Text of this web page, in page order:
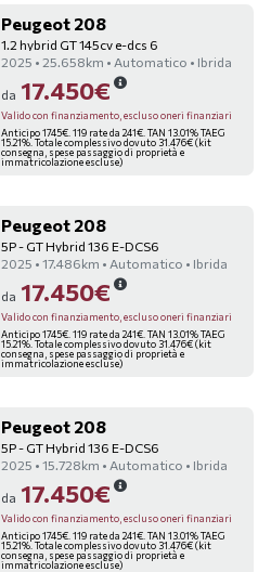
Peugeot 208
1.2 hybrid GT 145cv e-dcs 6
2025 • 25.658km • Automatico • Ibrida
da 17.450€
Valido con finanziamento, escluso oneri finanziari
Anticipo 1745€. 119 rate da 241€. TAN 13.01% TAEG
15.21%. Totale complessivo dovuto 31.476€ (kit
consegna, spese passaggio di proprietà e
immatricolazione escluse)
Peugeot 208
5P - GT Hybrid 136 E-DCS6
2025 • 17.486km • Automatico • Ibrida
da 17.450€
Valido con finanziamento, escluso oneri finanziari
Anticipo 1745€. 119 rate da 241€. TAN 13.01% TAEG
15.21%. Totale complessivo dovuto 31.476€ (kit
consegna, spese passaggio di proprietà e
immatricolazione escluse)
Peugeot 208
5P - GT Hybrid 136 E-DCS6
2025 • 15.728km • Automatico • Ibrida
da 17.450€
Valido con finanziamento, escluso oneri finanziari
Anticipo 1745€. 119 rate da 241€. TAN 13.01% TAEG
15.21%. Totale complessivo dovuto 31.476€ (kit
consegna, spese passaggio di proprietà e
immatricolazione escluse)